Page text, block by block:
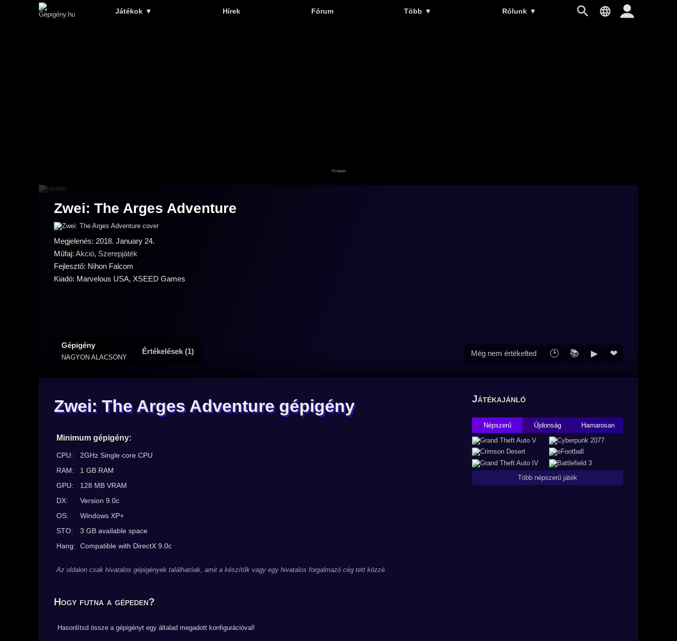
Játékok ▼ Hírek Fórum Több ▼ Rólunk ▼
Zwei: The Arges Adventure
Megjelenés: 2018. January 24.
Műfaj: Akció, Szerepjáték
Fejlesztő: Nihon Falcom
Kiadó: Marvelous USA, XSEED Games
Gépigény
NAGYON ALACSONY
Értékelések (1) Még nem értékelted 🕑 📚 ▶ ❤
Zwei: The Arges Adventure gépigény
Minimum gépigény:
CPU:
2GHz Single core CPU
RAM:
1 GB RAM
GPU:
128 MB VRAM
DX:
Version 9.0c
OS:
Windows XP+
STO:
3 GB available space
Hang:
Compatible with DirectX 9.0c
Az oldalon csak hivatalos gépigények találhatóak, amit a készítők vagy egy hivatalos forgalmazó cég tett közzé.
Hogy futna a gépeden?
Hasonlítsd össze a gépigényt egy általad megadott konfigurációval!
Játékajánló
Népszerű Újdonság Hamarosan
Több népszerű játék